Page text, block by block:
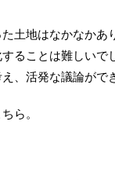
土地はなかなか
ることは難しい
、活発な議論がで
ら。